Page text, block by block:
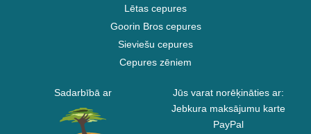
Lētas cepures
Goorin Bros cepures
Sieviešu cepures
Cepures zēniem
Sadarbībā ar
Jūs varat norēķināties ar:
Jebkura maksājumu karte
PayPal